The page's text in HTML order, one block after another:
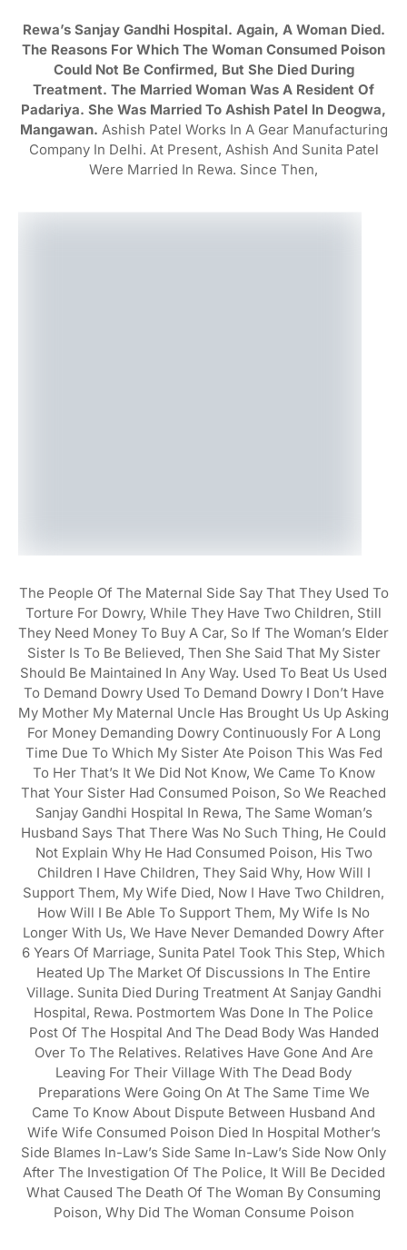
Rewa’s Sanjay Gandhi Hospital. Again, A Woman Died.
The Reasons For Which The Woman Consumed Poison
Could Not Be Confirmed, But She Died During
Treatment. The Married Woman Was A Resident Of
Padariya. She Was Married To Ashish Patel In Deogwa,
Mangawan. Ashish Patel Works In A Gear Manufacturing
Company In Delhi. At Present, Ashish And Sunita Patel
Were Married In Rewa. Since Then,
The People Of The Maternal Side Say That They Used To
Torture For Dowry, While They Have Two Children, Still
They Need Money To Buy A Car, So If The Woman’s Elder
Sister Is To Be Believed, Then She Said That My Sister
Should Be Maintained In Any Way. Used To Beat Us Used
To Demand Dowry Used To Demand Dowry I Don’t Have
My Mother My Maternal Uncle Has Brought Us Up Asking
For Money Demanding Dowry Continuously For A Long
Time Due To Which My Sister Ate Poison This Was Fed
To Her That’s It We Did Not Know, We Came To Know
That Your Sister Had Consumed Poison, So We Reached
Sanjay Gandhi Hospital In Rewa, The Same Woman’s
Husband Says That There Was No Such Thing, He Could
Not Explain Why He Had Consumed Poison, His Two
Children I Have Children, They Said Why, How Will I
Support Them, My Wife Died, Now I Have Two Children,
How Will I Be Able To Support Them, My Wife Is No
Longer With Us, We Have Never Demanded Dowry After
6 Years Of Marriage, Sunita Patel Took This Step, Which
Heated Up The Market Of Discussions In The Entire
Village. Sunita Died During Treatment At Sanjay Gandhi
Hospital, Rewa. Postmortem Was Done In The Police
Post Of The Hospital And The Dead Body Was Handed
Over To The Relatives. Relatives Have Gone And Are
Leaving For Their Village With The Dead Body
Preparations Were Going On At The Same Time We
Came To Know About Dispute Between Husband And
Wife Wife Consumed Poison Died In Hospital Mother’s
Side Blames In-Law’s Side Same In-Law’s Side Now Only
After The Investigation Of The Police, It Will Be Decided
What Caused The Death Of The Woman By Consuming
Poison, Why Did The Woman Consume Poison